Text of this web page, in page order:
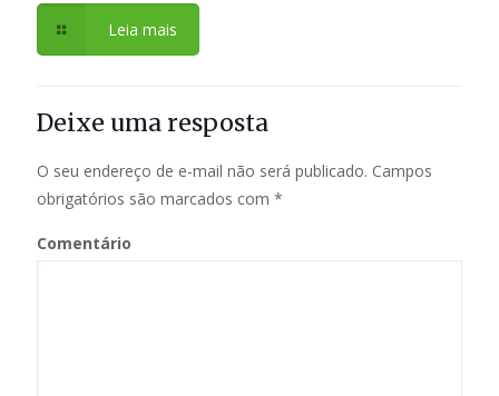
Leia mais
Deixe uma resposta
O seu endereço de e-mail não será publicado. Campos
obrigatórios são marcados com *
Comentário